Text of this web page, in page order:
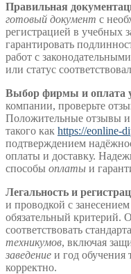
Правильная
готовый документ с
регистрацией в учебных
гарантировать
работ с
или статус
Выбор фирмы и оплата
компании, проверьте
Положительные отзывы и
такого как https://eonline-
подтверждением
оплаты и доставку.
способы оплаты и
Легальность и
и проводкой с
обязательный критерий.
соответствовать
техникумов, включая
заведение и год
корректно.